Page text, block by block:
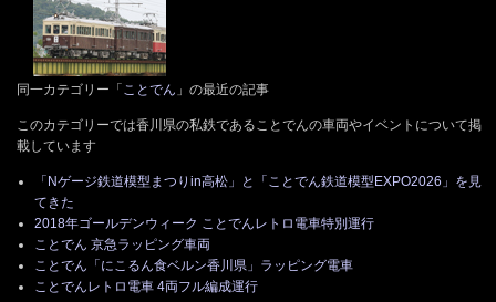
同一カテゴリー「 ことでん 」の最近の記事
このカテゴリーでは香川県の私鉄であることでんの車両やイベントについて掲
載しています
「Nゲージ鉄道模型まつりin高松」と「ことでん鉄道模型EXPO2026」を見
てきた
2018年ゴールデンウィーク ことでんレトロ電車特別運行
ことでん 京急ラッピング車両
ことでん「にこるん食ベルン香川県」ラッピング電車
ことでんレトロ電車 4両フル編成運行